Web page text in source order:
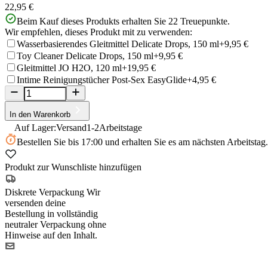
22,95 €
Beim Kauf dieses Produkts erhalten Sie 22 Treuepunkte.
Wir empfehlen, dieses Produkt mit zu verwenden:
Wasserbasierendes Gleitmittel Delicate Drops, 150 ml+9,95 €
Toy Cleaner Delicate Drops, 150 ml+9,95 €
Gleitmittel JO H2O, 120 ml+19,95 €
Intime Reinigungstücher Post-Sex EasyGlide+4,95 €
In den Warenkorb
Auf Lager:Versand1-2Arbeitstage
Bestellen Sie bis 17:00 und erhalten Sie es am nächsten Arbeitstag.
Produkt zur Wunschliste hinzufügen
Diskrete Verpackung Wir
versenden deine
Bestellung in vollständig
neutraler Verpackung ohne
Hinweise auf den Inhalt.